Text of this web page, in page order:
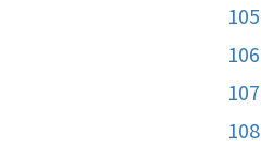
105
106
107
108